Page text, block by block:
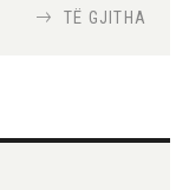
TË GJITHA